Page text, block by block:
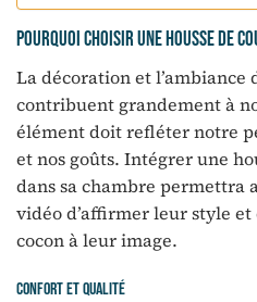
Pourquoi choisir une housse de
La décoration et l’ambiance
contribuent grandement à
élément doit refléter notre
et nos goûts. Intégrer une
dans sa chambre permettra
vidéo d’affirmer leur style
cocon à leur image.
Confort et qualité